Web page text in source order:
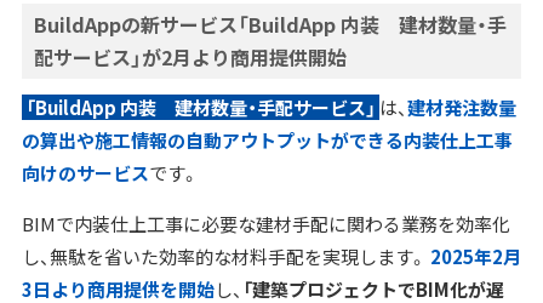
BuildAppの新サービス「BuildApp 内装 建材数量・手
配サービス」が2月より商用提供開始
「BuildApp 内装 建材数量・手配サービス」 は、建材発注数量
の算出や施工情報の自動アウトプットができる内装仕上工事
向けのサービスです。
BIMで内装仕上工事に必要な建材手配に関わる業務を効率化
し、無駄を省いた効率的な材料手配を実現します。 2025年2月
3日より商用提供を開始し、 「建築プロジェクトでBIM化が遅